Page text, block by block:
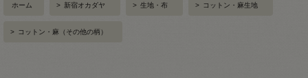
ホーム > 新宿オカダヤ > 生地・布 > コットン・麻生地
> コットン・麻（その他の柄）